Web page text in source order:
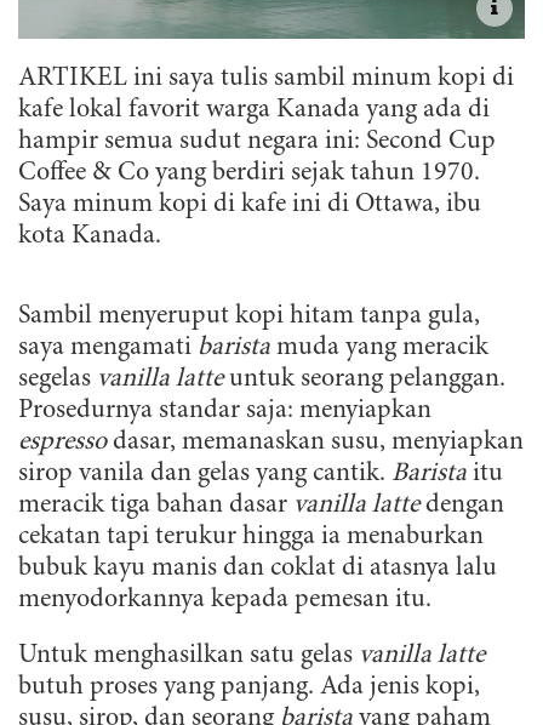
ARTIKEL ini saya tulis sambil minum kopi di
kafe lokal favorit warga Kanada yang ada di
hampir semua sudut negara ini: Second Cup
Coffee & Co yang berdiri sejak tahun 1970.
Saya minum kopi di kafe ini di Ottawa, ibu
kota Kanada.
Sambil menyeruput kopi hitam tanpa gula,
saya mengamati barista muda yang meracik
segelas vanilla latteuntuk seorang pelanggan.
Prosedurnya standar saja: menyiapkan
espressodasar, memanaskan susu, menyiapkan
sirop vanila dan gelas yang cantik. Barista itu
meracik tiga bahan dasar vanilla lattedengan
cekatan tapi terukur hingga ia menaburkan
bubuk kayu manis dan coklat di atasnya lalu
menyodorkannya kepada pemesan itu.
Untuk menghasilkan satu gelas vanilla latte
butuh proses yang panjang. Ada jenis kopi,
susu, sirop, dan seorang barista yang paham